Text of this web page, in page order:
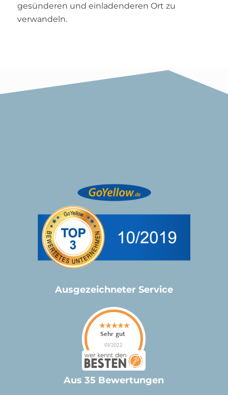
gesünderen und einladenderen Ort zu
verwandeln.
Ausgezeichneter Service
Aus 35 Bewertungen